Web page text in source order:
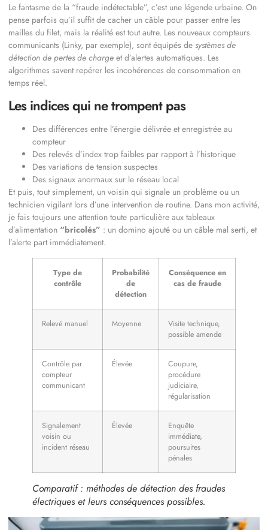
Le fantasme de la “fraude indétectable”, c’est une légende urbaine. On
pense parfois qu’il suffit de cacher un câble pour passer entre les
mailles du filet, mais la réalité est tout autre. Les nouveaux compteurs
communicants (Linky, par exemple), sont équipés de systèmes de
détection de pertes de charge et d’alertes automatiques. Les
algorithmes savent repérer les incohérences de consommation en
temps réel.
Les indices qui ne trompent pas
Des différences entre l’énergie délivrée et enregistrée au
compteur
Des relevés d’index trop faibles par rapport à l’historique
Des variations de tension suspectes
Des signaux anormaux sur le réseau local
Et puis, tout simplement, un voisin qui signale un problème ou un
technicien vigilant lors d’une intervention de routine. Dans mon activité,
je fais toujours une attention toute particulière aux tableaux
d’alimentation “bricolés” : un domino ajouté ou un câble mal serti, et
l’alerte part immédiatement.
Type de
contrôle
Probabilité
de
détection
Conséquence en
cas de fraude
Relevé manuel Moyenne
Visite technique,
possible amende
Contrôle par
compteur
communicant
Élevée
Coupure,
procédure
judiciaire,
régularisation
Signalement
voisin ou
incident réseau
Élevée
Enquête
immédiate,
poursuites
pénales
Comparatif : méthodes de détection des fraudes
électriques et leurs conséquences possibles.